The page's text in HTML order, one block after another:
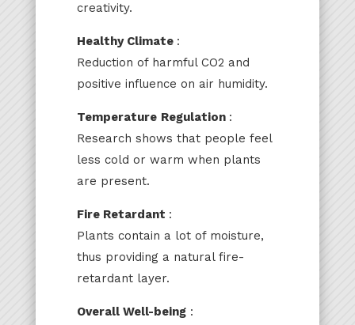
creativity.
Healthy Climate :
Reduction of harmful CO2 and
positive influence on air humidity.
Temperature Regulation :
Research shows that people feel
less cold or warm when plants
are present.
Fire Retardant :
Plants contain a lot of moisture,
thus providing a natural fire-
retardant layer.
Overall Well-being: